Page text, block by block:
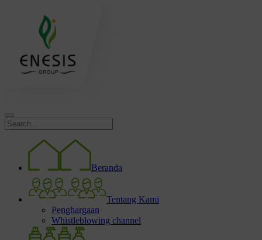
Beranda
Tentang Kami
Penghargaan
Whistleblowing channel